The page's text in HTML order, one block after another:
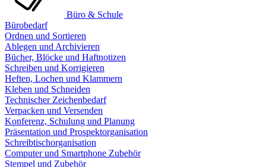
Büro & Schule
Bürobedarf
Ordnen und Sortieren
Ablegen und Archivieren
Bücher, Blöcke und Haftnotizen
Schreiben und Korrigieren
Heften, Lochen und Klammern
Kleben und Schneiden
Technischer Zeichenbedarf
Verpacken und Versenden
Konferenz, Schulung und Planung
Präsentation und Prospektorganisation
Schreibtischorganisation
Computer und Smartphone Zubehör
Stempel und Zubehör